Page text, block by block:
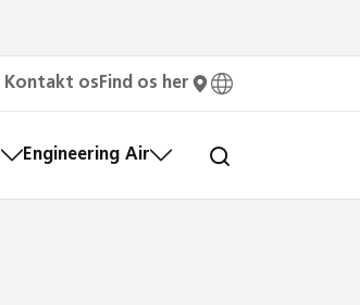
Kontakt os Find os her
Engineering Air